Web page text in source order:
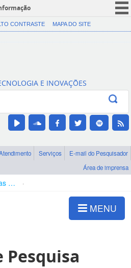
CORONAVÍRUS (COVID-19)
Canais
CONTRASTE MAPA DO SITE
E INOVAÇÕES
Serviços
E-mail do Pesquisador
Área de imprensa
Bolsas e Auxílios Vigentes
MENU
Pesquisa